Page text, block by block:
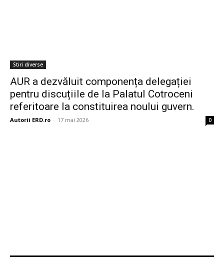
Stiri diverse
AUR a dezvăluit componența delegației
pentru discuțiile de la Palatul Cotroceni
referitoare la constituirea noului guvern.
Autorii ERD.ro - 17 mai 2026 0